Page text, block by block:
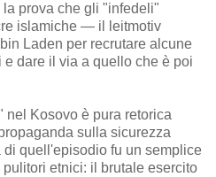
prova che gli "infedeli"
islamiche — il leitmotiv
Laden per recrutare alcune
dare il via a quello che è poi
nel Kosovo è pura retorica
sulla sicurezza
quell'episodio fu un semplice
etnici: il brutale esercito